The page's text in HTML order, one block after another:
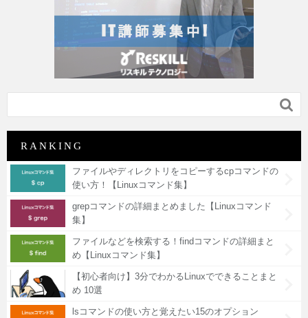

RANKING
ファイルやディレクトリをコピーするcpコマンドの
使い方！【Linuxコマンド集】
grepコマンドの詳細まとめました【Linuxコマンド
集】
ファイルなどを検索する！findコマンドの詳細まと
め【Linuxコマンド集】
【初心者向け】3分でわかるLinuxでできることまと
め 10選
lsコマンドの使い方と覚えたい15のオプション